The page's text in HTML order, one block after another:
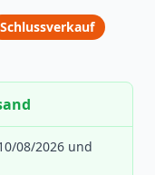
Schlussverkauf
08/2026 und